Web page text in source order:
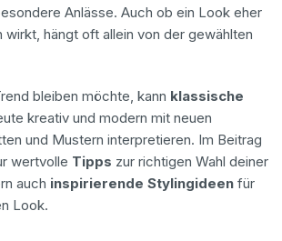
Anlässe. Auch ob ein Look eher
hängt oft allein von der gewählten
bleiben möchte, kann klassische
kreativ und modern mit neuen
und Mustern interpretieren. Im Beitrag
wertvolle Tipps zur richtigen Wahl deiner
auch inspirierende Stylingideen für
Look.